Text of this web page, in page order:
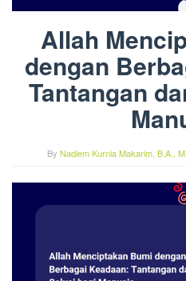
Allah
dengan
Tantangan
By Nadiem Kurnia Makarim, B.A.,